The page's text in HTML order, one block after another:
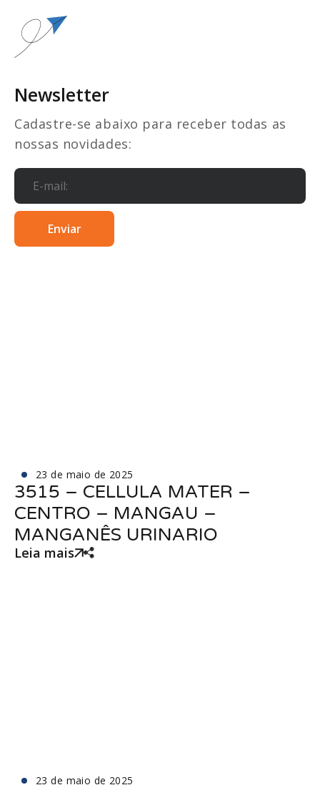
23 de maio de 2025
3515 – CELLULA MATER –
CENTRO – MANGAU –
MANGANÊS URINARIO
Leia mais
23 de maio de 2025
Newsletter
Cadastre-se abaixo para receber todas as
nossas novidades: